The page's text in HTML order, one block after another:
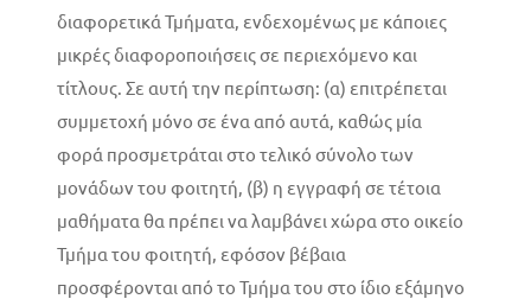
διαφορετικά Τμήματα, ενδεχομένως με κάποιες
μικρές διαφοροποιήσεις σε περιεχόμενο και
τίτλους. Σε αυτή την περίπτωση: (α) επιτρέπεται
συμμετοχή μόνο σε ένα από αυτά, καθώς μία
φορά προσμετράται στο τελικό σύνολο των
μονάδων του φοιτητή, (β) η εγγραφή σε τέτοια
μαθήματα θα πρέπει να λαμβάνει χώρα στο οικείο
Τμήμα του φοιτητή, εφόσον βέβαια
προσφέρονται από το Τμήμα του στο ίδιο εξάμηνο